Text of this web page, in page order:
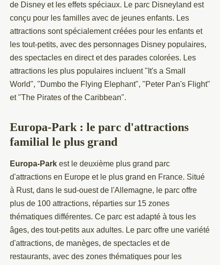
de Disney et les effets spéciaux. Le parc Disneyland est
conçu pour les familles avec de jeunes enfants. Les
attractions sont spécialement créées pour les enfants et
les tout-petits, avec des personnages Disney populaires,
des spectacles en direct et des parades colorées. Les
attractions les plus populaires incluent "It's a Small
World", "Dumbo the Flying Elephant", "Peter Pan's Flight"
et "The Pirates of the Caribbean".
Europa-Park : le parc d'attractions
familial le plus grand
Europa-Park est le deuxième plus grand parc
d'attractions en Europe et le plus grand en France. Situé
à Rust, dans le sud-ouest de l'Allemagne, le parc offre
plus de 100 attractions, réparties sur 15 zones
thématiques différentes. Ce parc est adapté à tous les
âges, des tout-petits aux adultes. Le parc offre une variété
d'attractions, de manèges, de spectacles et de
restaurants, avec des zones thématiques pour les